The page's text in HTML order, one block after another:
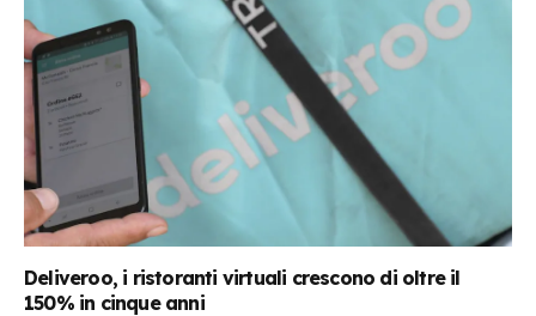
Deliveroo, i ristoranti virtuali crescono di oltre il
150% in cinque anni